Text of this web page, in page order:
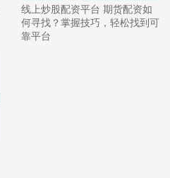
线上炒股配资平台 期货配资如
何寻找？掌握技巧，轻松找到可
靠平台